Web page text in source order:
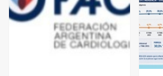
4
Los precios de los
La Pampa, desde
entre 857 a 1338